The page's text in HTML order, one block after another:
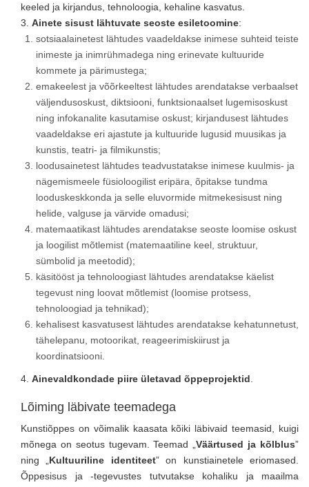
keeled ja kirjandus, tehnoloogia, kehaline kasvatus.
3. Ainete sisust lähtuvate seoste esiletoomine:
sotsiaalainetest lähtudes vaadeldakse inimese suhteid teiste
inimeste ja inimrühmadega ning erinevate kultuuride
kommete ja pärimustega;
emakeelest ja võõrkeeltest lähtudes arendatakse verbaalset
väljendusoskust, diktsiooni, funktsionaalset lugemisoskust
ning infokanalite kasutamise oskust; kirjandusest lähtudes
vaadeldakse eri ajastute ja kultuuride lugusid muusikas ja
kunstis, teatri- ja filmikunstis;
loodusainetest lähtudes teadvustatakse inimese kuulmis- ja
nägemismeele füsioloogilist eripära, õpitakse tundma
looduskeskkonda ja selle eluvormide mitmekesisust ning
helide, valguse ja värvide omadusi;
matemaatikast lähtudes arendatakse seoste loomise oskust
ja loogilist mõtlemist (matemaatiline keel, struktuur,
sümbolid ja meetodid);
käsitööst ja tehnoloogiast lähtudes arendatakse käelist
tegevust ning loovat mõtlemist (loomise protsess,
tehnoloogiad ja tehnikad);
kehalisest kasvatusest lähtudes arendatakse kehatunnetust,
tähelepanu, motoorikat, reageerimiskiirust ja
koordinatsiooni.
4. Ainevaldkondade piire ületavad õppeprojektid
Lõiming läbivate teemadega
Kunstiõppes on võimalik kaasata kõiki läbivaid teemasid, kuigi
mõnega on seotus tugevam. Teemad „Väärtused ja kõlblus”
ning „ Kultuuriline identiteet” on kunstiainetele eriomased.
Õppesisus ja -tegevustes tutvutakse kohaliku ja maailma